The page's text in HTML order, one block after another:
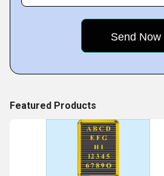
Featured Products